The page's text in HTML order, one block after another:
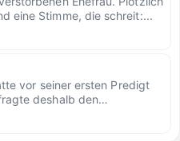
eine Stimme, die schreit:...
vor seiner ersten Predigt
deshalb den